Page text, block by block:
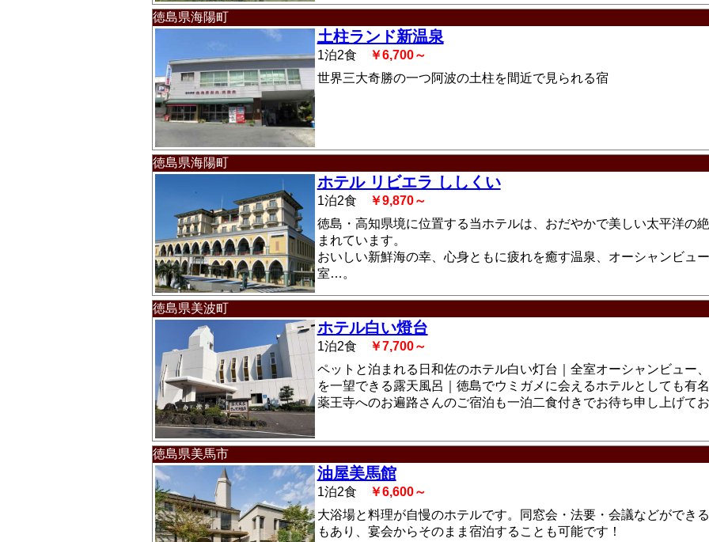
徳島県海陽町
土柱ランド新温泉
1泊2食
￥6,700～
世界三大奇勝の一つ阿波の土柱を間近で見られる宿
徳島県海陽町
ホテル リビエラ ししくい
1泊2食
￥9,870～
徳島・高知県境に位置する当ホテルは、おだやかで美しい太平洋の
まれています。
おいしい新鮮海の幸、心身ともに疲れを癒す温泉、オーシャンビュ
室…。
徳島県美波町
ホテル白い燈台
1泊2食
￥7,700～
ペットと泊まれる日和佐のホテル白い灯台｜全室オーシャンビュー
を一望できる露天風呂｜徳島でウミガメに会えるホテルとしても有
薬王寺へのお遍路さんのご宿泊も一泊二食付きでお待ち申し上げて
徳島県美馬市
油屋美馬館
1泊2食
￥6,600～
大浴場と料理が自慢のホテルです。同窓会・法要・会議などができ
もあり、宴会からそのまま宿泊することも可能です！